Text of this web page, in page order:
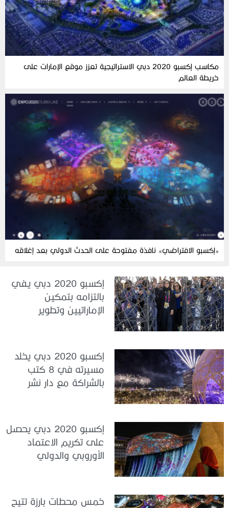
مكاسب إكسبو 2020 دبي الاستراتيجية تعزز موقع الإمارات على
خريطة العالم
«إكسبو الافتراضي» نافذة مفتوحة على الحدث الدولي بعد إغلاقه
إكسبو 2020 دبي يفي
بالتزامه بتمكين
الإماراتيين وتطوير
إكسبو 2020 دبي يخلد
مسيرته في 8 كتب
بالشراكة مع دار نشر
إكسبو 2020 دبي يحصل
على تكريم الاعتماد
الأوروبي والدولي
خمس محطات بارزة تتيح